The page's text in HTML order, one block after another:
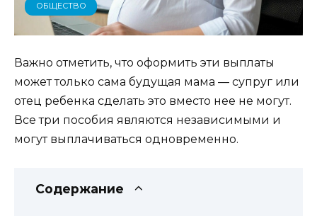
ОБЩЕСТВО
Важно отметить, что оформить эти выплаты
может только сама будущая мама — супруг или
отец ребенка сделать это вместо нее не могут.
Все три пособия являются независимыми и
могут выплачиваться одновременно.
Содержание